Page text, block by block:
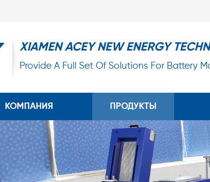
XIAMEN ACEY NEW ENERGY
Provide A Full Set Of Solutions For Battery
КОМПАНИЯ ПРОДУКТЫ